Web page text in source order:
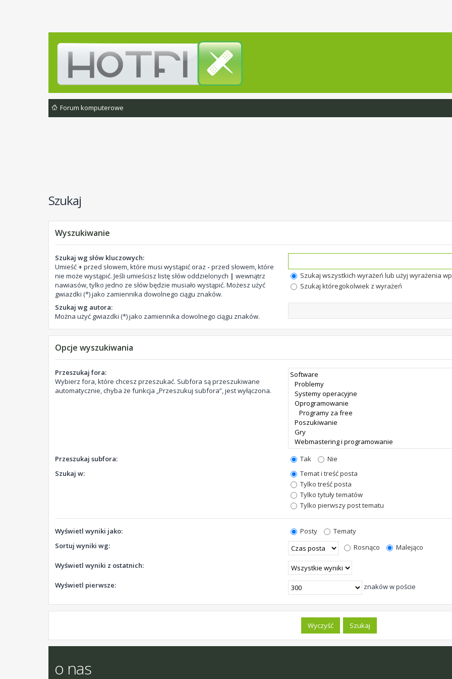
Forum komputerowe
Szukaj
Wyszukiwanie
Szukaj wg słów kluczowych:
Umieść + przed słowem, które musi wystąpić oraz - przed słowem, które
nie może wystąpić. Jeśli umieścisz listę słów oddzielonych | wewnątrz
nawiasów, tylko jedno ze słów będzie musiało wystąpić. Możesz użyć
gwiazdki (*) jako zamiennika dowolnego ciągu znaków.
Szukaj wszystkich wyrażeń lub użyj wyrażenia
Szukaj któregokolwiek z wyrażeń
Szukaj wg autora:
Można użyć gwiazdki (*) jako zamiennika dowolnego ciągu znaków.
Opcje wyszukiwania
Przeszukaj fora:
Wybierz fora, które chcesz przeszukać. Subfora są przeszukiwane
automatycznie, chyba że funkcja „Przeszukuj subfora”, jest wyłączona.
Przeszukaj subfora: Tak
Nie
Szukaj w:
Temat i treść posta
Tylko treść posta
Tylko tytuły tematów
Tylko pierwszy post tematu
Wyświetl wyniki jako: Posty
Tematy
Sortuj wyniki wg:
Rosnąco
Malejąco
Wyświetl wyniki z ostatnich:
Wyświetl pierwsze: znaków w poście
o nas